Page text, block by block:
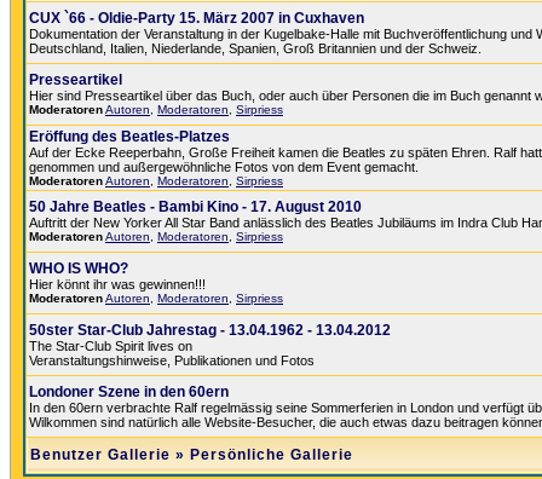
CUX `66 - Oldie-Party 15. März 2007 in Cuxhaven
Dokumentation der Veranstaltung in der Kugelbake-Halle mit Buchveröffentlichung
Deutschland, Italien, Niederlande, Spanien, Groß Britannien und der Schweiz.
Presseartikel
Hier sind Presseartikel über das Buch, oder auch über Personen die im Buch genannt
ModeratorenAutoren Moderatoren Sirpriess
Eröffung des Beatles-Platzes
Auf der Ecke Reeperbahn, Große Freiheit kamen die Beatles zu späten Ehren. Ralf
genommen und außergewöhnliche Fotos von dem Event gemacht.
ModeratorenAutoren Moderatoren Sirpriess
50 Jahre Beatles - Bambi Kino - 17. August 2010
Auftritt der New Yorker All Star Band anlässlich des Beatles Jubiläums im Indra Club
ModeratorenAutoren Moderatoren Sirpriess
WHO IS WHO?
Hier könnt ihr was gewinnen!!!
ModeratorenAutoren Moderatoren Sirpriess
50ster Star-Club Jahrestag - 13.04.1962 - 13.04.2012
The Star-Club Spirit lives on
Veranstaltungshinweise, Publikationen und Fotos
Londoner Szene in den 60ern
In den 60ern verbrachte Ralf regelmässig seine Sommerferien in London und verfügt
Wilkommen sind natürlich alle Website-Besucher, die auch etwas dazu beitragen
Benutzer Gallerie » Persönliche Gallerie